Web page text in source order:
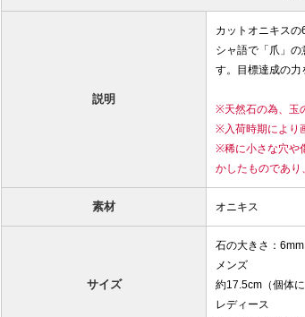
説明
カットオニキス
シャ語で「爪」
す。目標達成の力
※天然石の為、玉
※入荷時期により
※稀に小さな穴や
かしたものであり
素材 オニキス
サイズ
石の大きさ：6mm
メンズ
約17.5cm（個体
レディース